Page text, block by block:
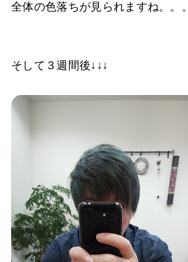
全体の色落ちが見られますね。。。
そして３週間後↓↓↓